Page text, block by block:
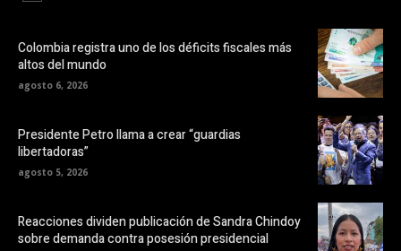
Colombia registra uno de los déficits fiscales más
altos del mundo
agosto 6, 2026
Presidente Petro llama a crear “guardias
libertadoras”
agosto 5, 2026
Reacciones dividen publicación de Sandra Chindoy
sobre demanda contra posesión presidencial